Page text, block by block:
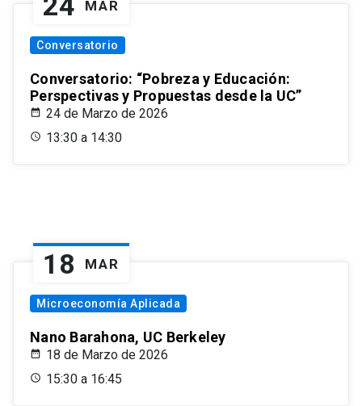
MAR
Conversatorio
Conversatorio: “Pobreza y Educación:
Perspectivas y Propuestas desde la UC”
24 de Marzo de 2026
13:30 a 14:30
18 MAR
Microeconomía Aplicada
Nano Barahona, UC Berkeley
18 de Marzo de 2026
15:30 a 16:45